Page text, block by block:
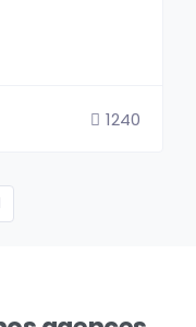
1240